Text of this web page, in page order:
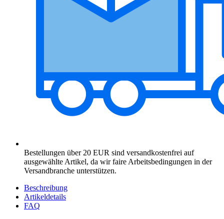
Bestellungen über 20 EUR sind versandkostenfrei auf
ausgewählte Artikel, da wir faire Arbeitsbedingungen in der
Versandbranche unterstützen.
Beschreibung
Artikeldetails
FAQ